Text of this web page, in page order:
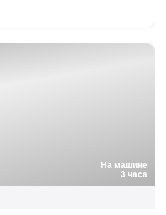
На машине
3 часа